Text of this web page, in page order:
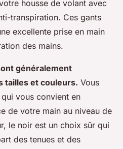
housse de volant avec
transpiration. Ces gants
excellente prise en main
des mains.
généralement
tailles et couleurs. Vous
vous convient en
de votre main au niveau de
le noir est un choix sûr qui
des tenues et des